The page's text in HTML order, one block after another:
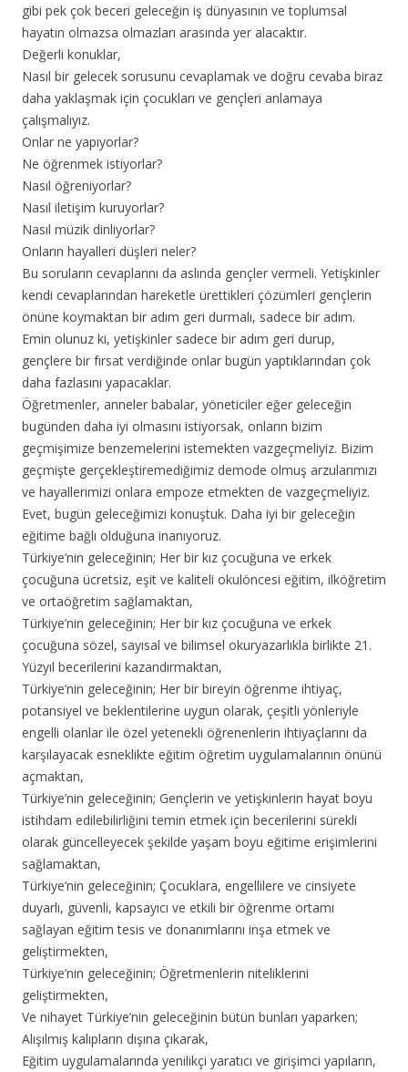
gibi pek çok beceri geleceğin iş dünyasının ve toplumsal
hayatın olmazsa olmazları arasında yer alacaktır.
Değerli konuklar,
Nasıl bir gelecek sorusunu cevaplamak ve doğru cevaba biraz
daha yaklaşmak için çocukları ve gençleri anlamaya
çalışmalıyız.
Onlar ne yapıyorlar?
Ne öğrenmek istiyorlar?
Nasıl öğreniyorlar?
Nasıl iletişim kuruyorlar?
Nasıl müzik dinliyorlar?
Onların hayalleri düşleri neler?
Bu soruların cevaplarını da aslında gençler vermeli. Yetişkinler
kendi cevaplarından hareketle ürettikleri çözümleri gençlerin
önüne koymaktan bir adım geri durmalı, sadece bir adım.
Emin olunuz ki, yetişkinler sadece bir adım geri durup,
gençlere bir fırsat verdiğinde onlar bugün yaptıklarından çok
daha fazlasını yapacaklar.
Öğretmenler, anneler babalar, yöneticiler eğer geleceğin
bugünden daha iyi olmasını istiyorsak, onların bizim
geçmişimize benzemelerini istemekten vazgeçmeliyiz. Bizim
geçmişte gerçekleştiremediğimiz demode olmuş arzularımızı
ve hayallerimizi onlara empoze etmekten de vazgeçmeliyiz.
Evet, bugün geleceğimizi konuştuk. Daha iyi bir geleceğin
eğitime bağlı olduğuna inanıyoruz.
Türkiye’nin geleceğinin; Her bir kız çocuğuna ve erkek
çocuğuna ücretsiz, eşit ve kaliteli okulöncesi eğitim, ilköğretim
ve ortaöğretim sağlamaktan,
Türkiye’nin geleceğinin; Her bir kız çocuğuna ve erkek
çocuğuna sözel, sayısal ve bilimsel okuryazarlıkla birlikte 21.
Yüzyıl becerilerini kazandırmaktan,
Türkiye’nin geleceğinin; Her bir bireyin öğrenme ihtiyaç,
potansiyel ve beklentilerine uygun olarak, çeşitli yönleriyle
engelli olanlar ile özel yetenekli öğrenenlerin ihtiyaçlarını da
karşılayacak esneklikte eğitim öğretim uygulamalarının önünü
açmaktan,
Türkiye’nin geleceğinin; Gençlerin ve yetişkinlerin hayat boyu
istihdam edilebilirliğini temin etmek için becerilerini sürekli
olarak güncelleyecek şekilde yaşam boyu eğitime erişimlerini
sağlamaktan,
Türkiye’nin geleceğinin; Çocuklara, engellilere ve cinsiyete
duyarlı, güvenli, kapsayıcı ve etkili bir öğrenme ortamı
sağlayan eğitim tesis ve donanımlarını inşa etmek ve
geliştirmekten,
Türkiye’nin geleceğinin; Öğretmenlerin niteliklerini
geliştirmekten,
Ve nihayet Türkiye’nin geleceğinin bütün bunları yaparken;
Alışılmış kalıpların dışına çıkarak,
Eğitim uygulamalarında yenilikçi yaratıcı ve girişimci yapıların,